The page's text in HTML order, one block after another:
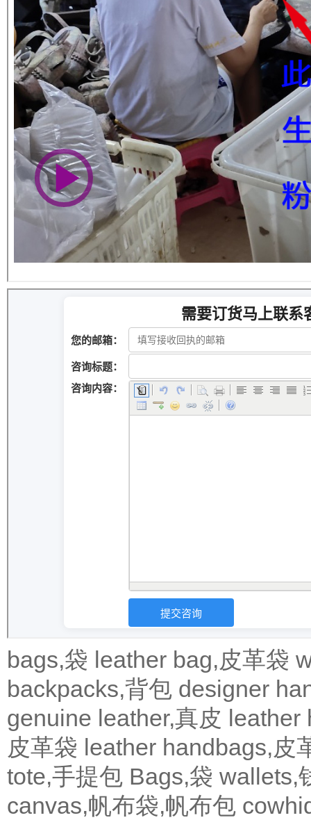
bags,袋 leather bag,皮革袋
backpacks,背包 designer
genuine leather,真皮 leather
皮革袋 leather handbags,皮
tote,手提包 Bags,袋 wallets,
canvas,帆布袋,帆布包